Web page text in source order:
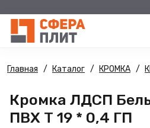
Главная Каталог КРОМКА
Кромка ЛДСП
ПВХ Т 19 * 0,4 ГП